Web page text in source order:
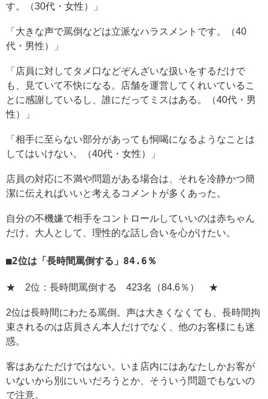
す。（30代・女性）」
「大きな声で罵倒などは立派なハラスメントです。（40
代・男性）」
「店員に対してタメ口などぞんざいな扱いをするだけで
も、見ていて不快になる。店舗を運営してくれいているこ
とに感謝しているし、誰にだってミスはある。（40代・男
性）」
「相手に至らない部分があっても恫喝になるようなことは
してはいけない。（40代・女性）」
店員の対応に不満や問題がある場合は、それを冷静かつ簡
潔に伝えればいいと考えるコメントが多くあった。
自分の不機嫌で相手をコントロールしていいのは赤ちゃん
だけ。大人として、理性的な話し合いを心がけたい。
2位は「長時間罵倒する」84.6％
★ 2位：長時間罵倒する 423名（84.6％） ★
2位は長時間にわたる罵倒。声は大きくなくても、長時間拘
束されるのは店員さん本人だけでなく、他のお客様にも迷
惑。
客はあなただけではない。いま店内にはあなたしかお客が
いないから別にいいだろうとか、そういう問題でもないの
で注意。